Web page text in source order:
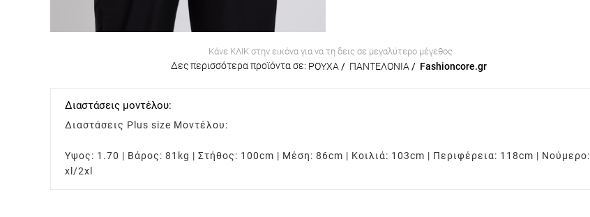
Κάνε ΚΛΙΚ στην εικόνα για να τη δεις σε μεγαλύτερο μέγεθος
Δες περισσότερα προϊόντα σε: ΡΟΥΧΑ / ΠΑΝΤΕΛΟΝΙΑ / Fashioncore.gr
Διαστάσεις μοντέλου:
Διαστάσεις Plus size Μοντέλου:
Υψος: 1.70 | Βάρος: 81kg | Στήθος: 100cm | Μέση: 86cm | Κοιλιά: 103cm | Περιφέρεια: 118cm | Νούμερο:
xl/2xl